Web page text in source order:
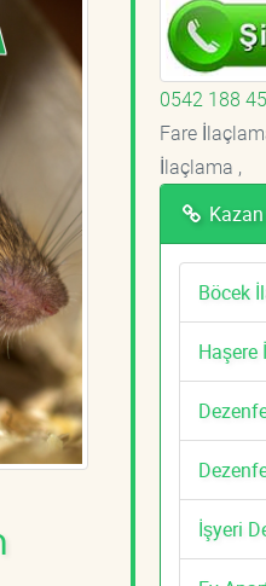
0542 188
Fare
İlaçlama ,
Böcek
Haşere
İşyeri